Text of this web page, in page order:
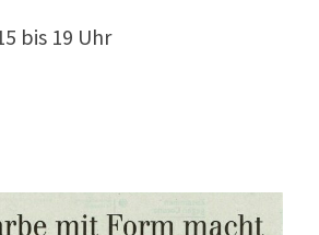
bis 19 Uhr